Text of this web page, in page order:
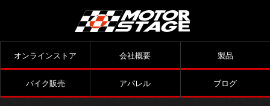
オンラインストア 会社概要 製品
バイク販売 アパレル ブログ